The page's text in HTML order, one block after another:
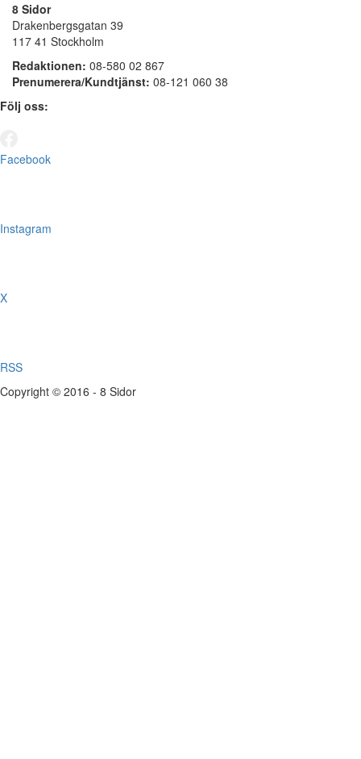
8 Sidor
Drakenbergsgatan 39
117 41 Stockholm
Redaktionen: 08-580 02 867
Prenumerera/Kundtjänst: 08-121 060 38
Följ oss:
Facebook
Instagram
X
RSS
Copyright © 2016 - 8 Sidor